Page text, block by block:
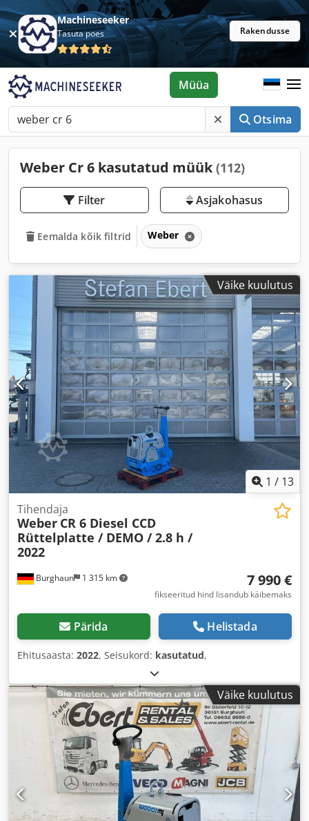
Machineseeker
Tasuta poes Rakendusse
Otsima
Müüa
Weber Cr 6 kasutatud müük (112)
Filter Asjakohasus
Eemalda kõik filtrid Weber
Väike kuulutus
1 / 13
Burghaun 1 315 km
Tihendaja
Weber CR 6 Diesel CCD
Rüttelplatte / DEMO / 2.8 h /
2022
7 990 €
fikseeritud hind lisandub käibemaks
Pärida Helistada
Ehitusaasta: 2022, Seisukord: kasutatud,
Väike kuulutus